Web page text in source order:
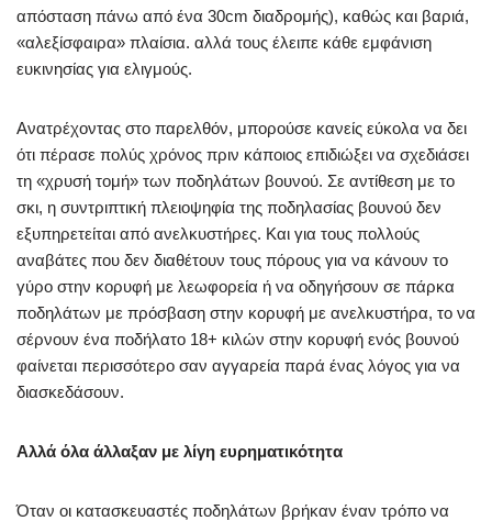
απόσταση πάνω από ένα 30cm διαδρομής), καθώς και βαριά,
«αλεξίσφαιρα» πλαίσια. αλλά τους έλειπε κάθε εμφάνιση
ευκινησίας για ελιγμούς.
Ανατρέχοντας στο παρελθόν, μπορούσε κανείς εύκολα να δει
ότι πέρασε πολύς χρόνος πριν κάποιος επιδιώξει να σχεδιάσει
τη «χρυσή τομή» των ποδηλάτων βουνού. Σε αντίθεση με το
σκι, η συντριπτική πλειοψηφία της ποδηλασίας βουνού δεν
εξυπηρετείται από ανελκυστήρες. Και για τους πολλούς
αναβάτες που δεν διαθέτουν τους πόρους για να κάνουν το
γύρο στην κορυφή με λεωφορεία ή να οδηγήσουν σε πάρκα
ποδηλάτων με πρόσβαση στην κορυφή με ανελκυστήρα, το να
σέρνουν ένα ποδήλατο 18+ κιλών στην κορυφή ενός βουνού
φαίνεται περισσότερο σαν αγγαρεία παρά ένας λόγος για να
διασκεδάσουν.
Αλλά όλα άλλαξαν με λίγη ευρηματικότητα
Όταν οι κατασκευαστές ποδηλάτων βρήκαν έναν τρόπο να